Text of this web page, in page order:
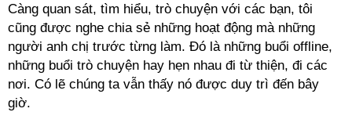
Càng quan sát, tìm hiểu, trò chuyện với các bạn, tôi
cũng được nghe chia sẻ những hoạt động mà những
người anh chị trước từng làm. Đó là những buổi offline,
những buổi trò chuyện hay hẹn nhau đi từ thiện, đi các
nơi. Có lẽ chúng ta vẫn thấy nó được duy trì đến bây
giờ.